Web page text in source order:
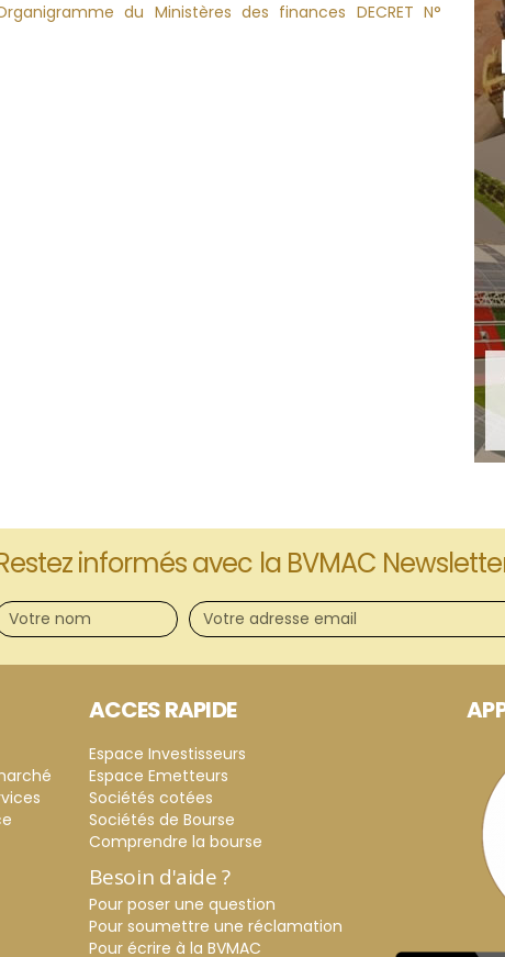
du Ministères des finances DECRET N°
informés avec la BVMAC
ACCES RAPIDE
Espace Investisseurs
Espace Emetteurs
Sociétés cotées
Sociétés de Bourse
Comprendre la bourse
Besoin d'aide ?
Pour poser une question
Pour soumettre une réclamation
Pour écrire à la BVMAC